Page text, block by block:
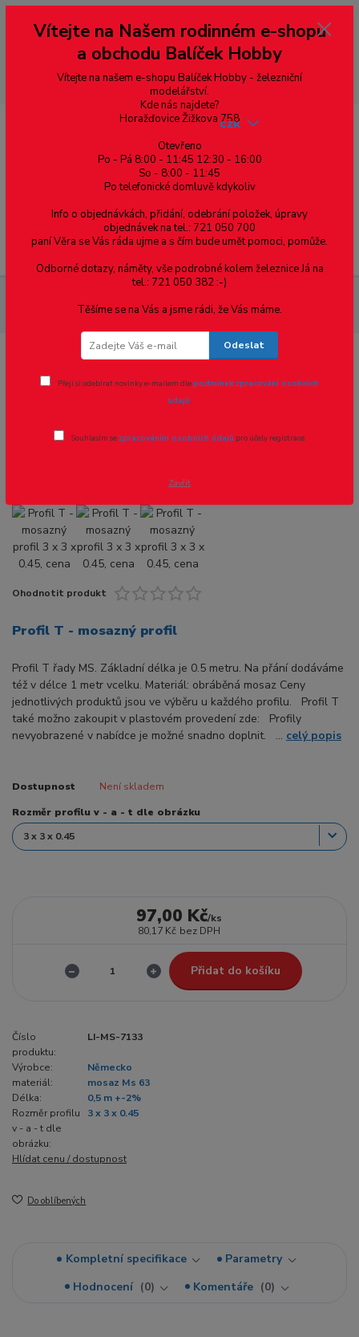
--- pro zákazníky ze Slovenska a jiných zemí, pokud chcete platit v eurech
přepněte si e-shop na euro 💶 pro přepočet měny - pravý horní roh ---
dobírky – pokud si z nějakého důvodu zásilku nevyzvednete, bude po
domluvě zaslána znovu s opětovnou platbou za poštovné, v opačném
případě bude zrušena a účet přidán na blacklist a rušeny následující
objednávky.
Menu
CZK
cena za 0.5m
Ohodnotit produkt
Profil T - mosazný profil
Profil T řady MS. Základní délka je 0.5 metru. Na přání dodáváme
též v délce 1 metr vcelku. Materiál: obráběná mosaz Ceny
jednotlivých produktů jsou ve výběru u každého profilu. Profil T
také možno zakoupit v plastovém provedení zde: Profily
nevyobrazené v nabídce je možné snadno doplnit. ... celý popis
Dostupnost Není skladem
Rozměr profilu v - a - t dle obrázku
97,00 Kč/ks
80,17 Kč bez DPH
Přidat do košíku
Číslo
produktu:
LI-MS-7133
Výrobce:
Německo
materiál:
mosaz Ms 63
Délka:
0,5 m +-2%
Rozměr profilu
v - a - t dle
obrázku:
3 x 3 x 0.45
Hlídat cenu / dostupnost
Do oblíbených
Kompletní specifikace
Parametry
Hodnocení
0 Komentáře 0
Vítejte na Našem rodinném e-shopu
a obchodu Balíček Hobby
Vítejte na našem e-shopu Balíček Hobby - železniční
modelářství.
Kde nás najdete?
Horažďovice Žižkova 758
Otevřeno
Po - Pá 8:00 - 11:45 12:30 - 16:00
So - 8:00 - 11:45
Po telefonické domluvě kdykoliv
Info o objednávkách, přidání, odebrání položek, úpravy
objednávek na tel.: 721 050 700
paní Věra se Vás ráda ujme a s čím bude umět pomoci, pomůže.
Odborné dotazy, náměty, vše podrobné kolem železnice Já na
tel.: 721 050 382 :-)
Těšíme se na Vás a jsme rádi, že Vás máme.
Odeslat
Přeji si odebírat novinky e-mailem dlepodmínek zpracování osobních
údajů.
Souhlasím se zpracováním osobních údajů pro účely registrace.
Zavřít